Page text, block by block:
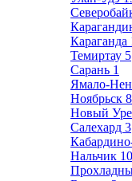
Караганда
Темиртау 5
Сарань 1
Ямало-
Ноябрьск 8
Новый
Салехард 3
Нальчик 10